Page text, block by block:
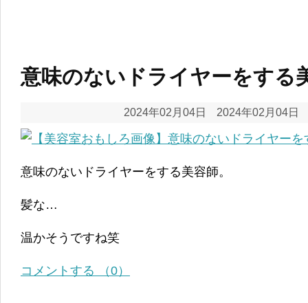
意味のないドライヤーをする
2024年02月04日 2024年02月04日
意味のないドライヤーをする美容師。
髪な…
温かそうですね笑
コメントする （0）